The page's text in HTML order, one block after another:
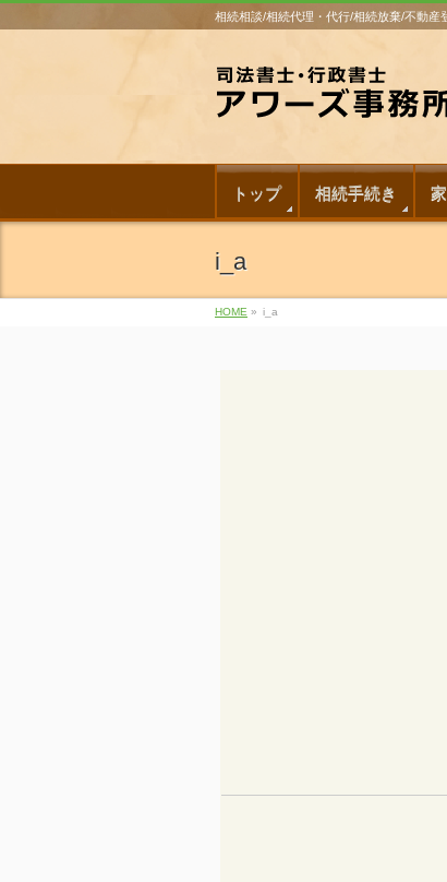
相続相談/相続代理・代行/相続放棄/不動産
トップ 相続手続き
i_a
HOME » i_a